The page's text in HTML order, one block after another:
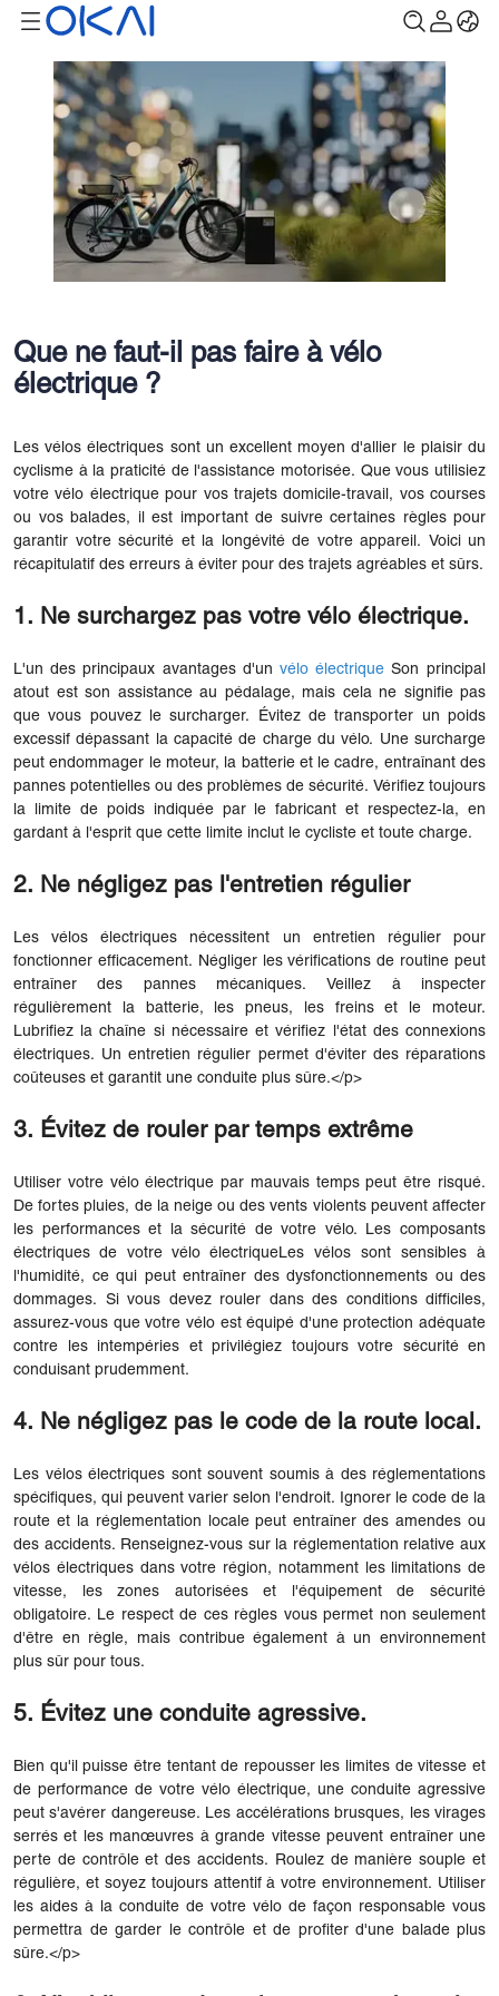
Que ne faut-il pas faire à vélo
électrique ?
Les vélos électriques sont un excellent moyen d'allier le plaisir du
cyclisme à la praticité de l'assistance motorisée. Que vous utilisiez
votre vélo électrique pour vos trajets domicile-travail, vos courses
ou vos balades, il est important de suivre certaines règles pour
garantir votre sécurité et la longévité de votre appareil. Voici un
récapitulatif des erreurs à éviter pour des trajets agréables et sûrs.
1. Ne surchargez pas votre vélo électrique.
L'un des principaux avantages d'un vélo électrique Son principal
atout est son assistance au pédalage, mais cela ne signifie pas
que vous pouvez le surcharger. Évitez de transporter un poids
excessif dépassant la capacité de charge du vélo. Une surcharge
peut endommager le moteur, la batterie et le cadre, entraînant des
pannes potentielles ou des problèmes de sécurité. Vérifiez toujours
la limite de poids indiquée par le fabricant et respectez-la, en
gardant à l'esprit que cette limite inclut le cycliste et toute charge.
2. Ne négligez pas l'entretien régulier
Les vélos électriques nécessitent un entretien régulier pour
fonctionner efficacement. Négliger les vérifications de routine peut
entraîner des pannes mécaniques. Veillez à inspecter
régulièrement la batterie, les pneus, les freins et le moteur.
Lubrifiez la chaîne si nécessaire et vérifiez l'état des connexions
électriques. Un entretien régulier permet d'éviter des réparations
coûteuses et garantit une conduite plus sûre.</p>
3. Évitez de rouler par temps extrême
Utiliser votre vélo électrique par mauvais temps peut être risqué.
De fortes pluies, de la neige ou des vents violents peuvent affecter
les performances et la sécurité de votre vélo. Les composants
électriques de votre vélo électriqueLes vélos sont sensibles à
l'humidité, ce qui peut entraîner des dysfonctionnements ou des
dommages. Si vous devez rouler dans des conditions difficiles,
assurez-vous que votre vélo est équipé d'une protection adéquate
contre les intempéries et privilégiez toujours votre sécurité en
conduisant prudemment.
4. Ne négligez pas le code de la route local.
Les vélos électriques sont souvent soumis à des réglementations
spécifiques, qui peuvent varier selon l'endroit. Ignorer le code de la
route et la réglementation locale peut entraîner des amendes ou
des accidents. Renseignez-vous sur la réglementation relative aux
vélos électriques dans votre région, notamment les limitations de
vitesse, les zones autorisées et l'équipement de sécurité
obligatoire. Le respect de ces règles vous permet non seulement
d'être en règle, mais contribue également à un environnement
plus sûr pour tous.
5. Évitez une conduite agressive.
Bien qu'il puisse être tentant de repousser les limites de vitesse et
de performance de votre vélo électrique, une conduite agressive
peut s'avérer dangereuse. Les accélérations brusques, les virages
serrés et les manœuvres à grande vitesse peuvent entraîner une
perte de contrôle et des accidents. Roulez de manière souple et
régulière, et soyez toujours attentif à votre environnement. Utiliser
les aides à la conduite de votre vélo de façon responsable vous
permettra de garder le contrôle et de profiter d'une balade plus
sûre.</p>